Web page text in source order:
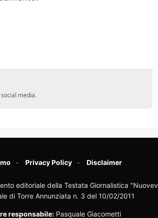
media.
Privacy Policy Disclaimer
editoriale della Testata Giornalistica
di Torre Annunziata n. 3 del 10/02/2011
responsabile: Pasquale Giacometti